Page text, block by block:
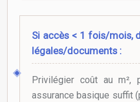
Si accès < 1 fois/mois,
légales/documents :
Privilégier coût au m²,
assurance basique suffit